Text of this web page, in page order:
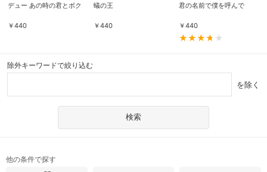
デュー あの時の君とボク
￥440
蟻の王
￥440
君の名前で僕を呼んで
￥440
除外キーワードで絞り込む
を除く
他の条件で探す